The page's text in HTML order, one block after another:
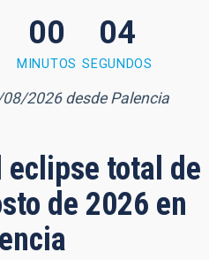
00
MINUTOS
03
SEGUNDOS
2026 desde Palencia
total de
de 2026 en